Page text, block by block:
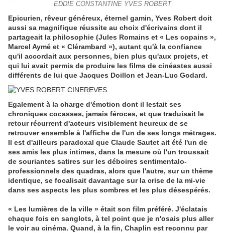
EDDIE CONSTANTINE YVES ROBERT
Epicurien, rêveur généreux, éternel gamin, Yves Robert doit
aussi sa magnifique réussite au choix d'écrivains dont il
partageait la philosophie (Jules Romains et « Les copains »,
Marcel Aymé et « Clérambard »), autant qu'à la confiance
qu'il accordait aux personnes, bien plus qu'aux projets, et
qui lui avait permis de produire les films de cinéastes aussi
différents de lui que Jacques Doillon et Jean-Luc Godard.
Egalement à la charge d'émotion dont il lestait ses
chroniques cocasses, jamais féroces, et que traduisait le
retour récurrent d'acteurs visiblement heureux de se
retrouver ensemble à l'affiche de l'un de ses longs métrages.
Il est d'ailleurs paradoxal que Claude Sautet ait été l'un de
ses amis les plus intimes, dans la mesure où l'un troussait
de souriantes satires sur les déboires sentimentalo-
professionnels des quadras, alors que l'autre, sur un thème
identique, se focalisait davantage sur la crise de la mi-vie
dans ses aspects les plus sombres et les plus désespérés.
« Les lumières de la ville » était son film préféré. J'éclatais
chaque fois en sanglots, à tel point que je n'osais plus aller
le voir au cinéma. Quand, à la fin, Chaplin est reconnu par